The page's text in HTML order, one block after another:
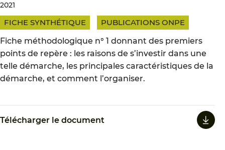
2021
FICHE SYNTHÉTIQUE
PUBLICATIONS ONPE
Fiche méthodologique n° 1 donnant des premiers
points de repère : les raisons de s’investir dans une
telle démarche, les principales caractéristiques de la
démarche, et comment l’organiser.
Télécharger le document